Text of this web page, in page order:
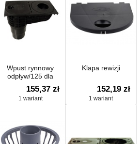
Wpust rynnowy
odpływ/125 dla
rynien/rur spustowych
fi 75 - 110
155,37 zł
1 wariant
Klapa rewizji
152,19 zł
1 wariant